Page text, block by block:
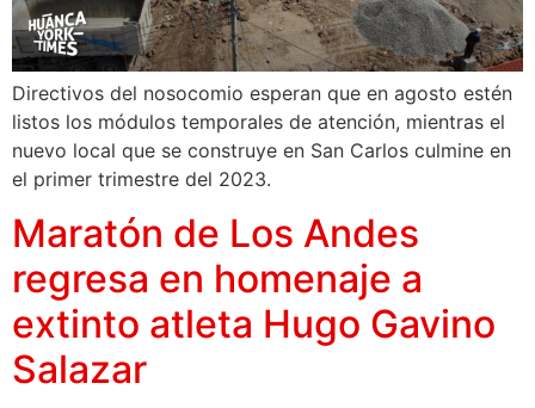
Directivos del nosocomio esperan que en agosto estén
listos los módulos temporales de atención, mientras el
nuevo local que se construye en San Carlos culmine en
el primer trimestre del 2023.
Maratón de Los Andes
regresa en homenaje a
extinto atleta Hugo Gavino
Salazar